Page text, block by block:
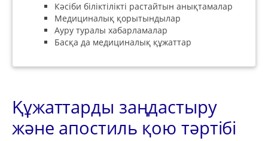
Кәсіби біліктілікті растайтын анықтамалар
Медициналық қорытындылар
Ауру туралы хабарламалар
Басқа да медициналық құжаттар
Құжаттарды заңдастыру
және апостиль қою тәртібі